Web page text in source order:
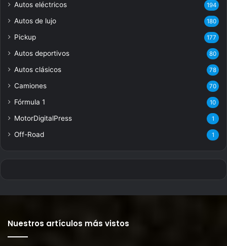
Autos eléctricos 194
Autos de lujo 180
Pickup 177
Autos deportivos 80
Autos clásicos 78
Camiones 70
Fórmula 1 10
MotorDigitalPress 1
Off-Road 1
Nuestros artículos más vistos